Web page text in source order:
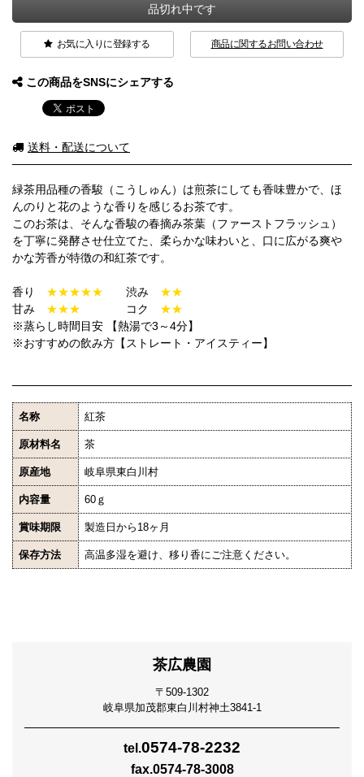
品切れ中です
お気に入りに登録する 商品に関するお問い合わせ
この商品をSNSにシェアする
送料・配送について
緑茶用品種の香駿（こうしゅん）は煎茶にしても香味豊かで、ほ
んのりと花のような香りを感じるお茶です。
このお茶は、そんな香駿の春摘み茶葉（ファーストフラッシュ）
を丁寧に発酵させ仕立てた、柔らかな味わいと、口に広がる爽や
かな芳香が特徴の和紅茶です。
香り ★★★★★ 渋み ★★
甘み ★★★ コク ★★
※蒸らし時間目安 【熱湯で3～4分】
※おすすめの飲み方【ストレート・アイスティー】
名称 紅茶
原材料名 茶
原産地 岐阜県東白川村
内容量 60ｇ
賞味期限 製造日から18ヶ月
保存方法 高温多湿を避け、移り香にご注意ください。
茶広農園
〒509-1302
岐阜県加茂郡東白川村神土3841‐1
tel.0574-78-2232
fax.0574-78-3008